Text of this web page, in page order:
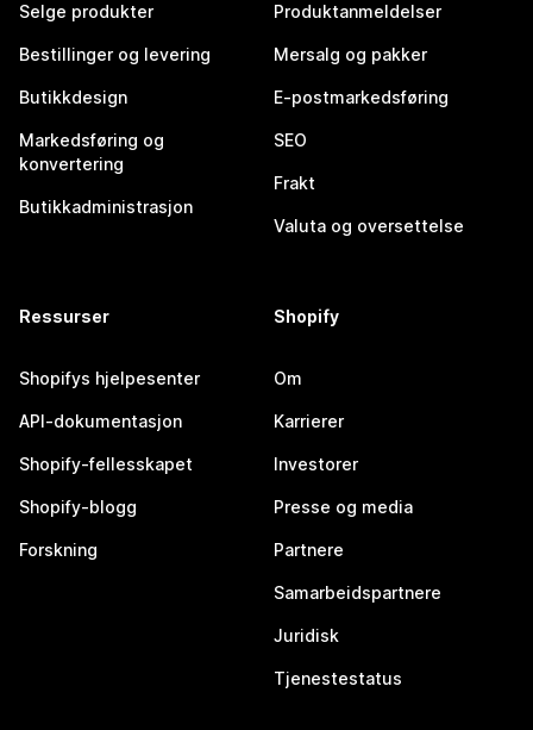
Selge produkter
Bestillinger og levering
Butikkdesign
Markedsføring og
konvertering
Butikkadministrasjon
Produktanmeldelser
Mersalg og pakker
E-postmarkedsføring
SEO
Frakt
Valuta og oversettelse
Ressurser
Shopifys hjelpesenter
API-dokumentasjon
Shopify-fellesskapet
Shopify-blogg
Forskning
Shopify
Om
Karrierer
Investorer
Presse og media
Partnere
Samarbeidspartnere
Juridisk
Tjenestestatus